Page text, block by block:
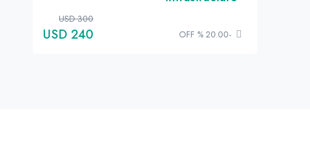
-20.00 % OFF
300 USD
240 USD